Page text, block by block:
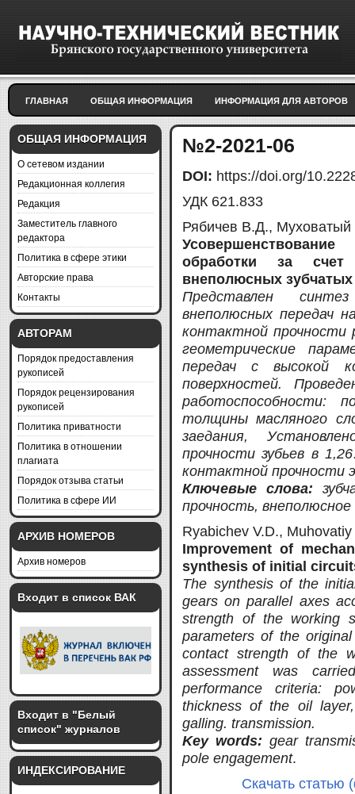
ГЛАВНАЯ ОБЩАЯ ИНФОРМАЦИЯ ИНФОРМАЦИЯ ДЛЯ АВТОРОВ
ОБЩАЯ ИНФОРМАЦИЯ
О сетевом издании
Редакционная коллегия
Редакция
Заместитель главного
редактора
Политика в сфере этики
Авторские права
Контакты
АВТОРАМ
Порядок предоставления
рукописей
Порядок рецензирования
рукописей
Политика приватности
Политика в отношении
плагиата
Порядок отзыва статьи
Политика в сфере ИИ
АРХИВ НОМЕРОВ
Архив номеров
Входит в список ВАК
Входит в "Белый
список" журналов
ИНДЕКСИРОВАНИЕ
№2-2021-06
DOI: https://doi.org/
УДК 621.833
Рябичев В.Д.,
обработки за счет
внеполюсных зубчатых
Представлен
внеполюсных передач
контактной прочности
геометрические
передач с высокой
поверхностей.
работоспособности:
толщины масляного
заедания,
прочности зубьев в
контактной прочности
Ключевые слова:
прочность, внеполюсное
Ryabichev V.D., Muhovatiy
Improvement of
synthesis of initial
The synthesis of the
gears on parallel axes
strength of the working
parameters of the
contact strength of the
assessment was
performance criteria:
thickness of the oil
galling. transmission.
Key words: gear
pole engagement.
Скачать